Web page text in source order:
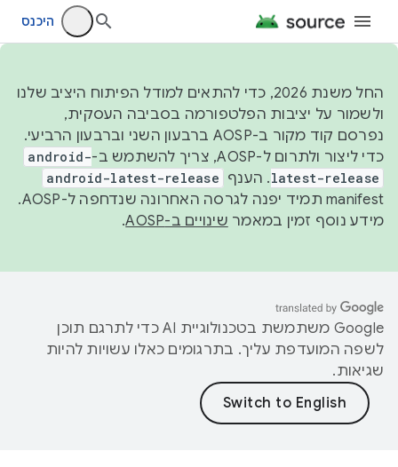
היכנס
החל משנת 2026, כדי להתאים למודל הפיתוח היציב שלנו
ולשמור על יציבות הפלטפורמה בסביבה העסקית,
נפרסם קוד מקור ב-AOSP ברבעון השני וברבעון הרביעי.
כדי ליצור ולתרום ל-AOSP, צריך להשתמש ב-
android-
latest-release. הענף android-latest-release
manifest תמיד יפנה לגרסה האחרונה שנדחפה ל-AOSP.
מידע נוסף זמין במאמר שינויים ב-AOSP .
‫Google משתמשת בטכנולוגיית AI כדי לתרגם תוכן
לשפה המועדפת עליך. בתרגומים כאלו עשויות להיות
שגיאות.